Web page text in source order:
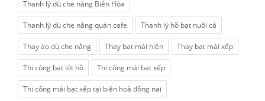
Thanh lý dù che nắng Biên Hòa
Thanh lý dù che nắng quán cafe Thanh lý hồ bạt nuôi cá
Thay áo dù che nắng Thay bạt mái hiên Thay bạt mái xếp
Thi công bạt lót hồ Thi công mái bạt xếp
Thi công mái bạt xếp tại biên hoà đồng nai